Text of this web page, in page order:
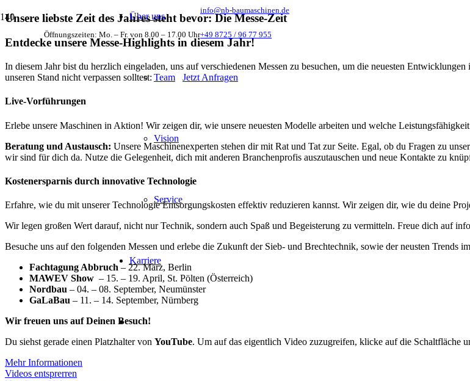
Öffnungszeiten: Mo. – Fr. von 8.00 – 17.00 Uhr
info@nb-baumaschinen.de
+49 8725 / 96 77 955
Über uns
Team
Vision
Service
Karriere
Jetzt Anfragen
Unsere liebste Zeit des Jahres steht bevor: Die Messe-Zeit
Entdecke unsere Messe-Highlights in diesem Jahr!
In diesem Jahr bist du herzlich eingeladen, uns auf verschiedenen Messen zu besuchen, um die neuesten
unseren Stand nicht verpassen solltest:
Live-Vorführungen
Erlebe unsere Maschinen in Aktion! Wir zeigen dir, wie unsere neuesten Modelle arbeiten und welche
Beratung und Austausch: Unsere Maschinenexperten stehen dir mit Rat und Tat zur Seite. Egal, ob du Fragen zu
wir sind für dich da. Nutze die Gelegenheit, dich mit anderen Branchenprofis auszutauschen und neue Kontakte zu
Kostenersparnis durch innovative Technologie
Erfahre, wie du mit unserer Technologie Entsorgungskosten effektiv reduzieren kannst. Wir zeigen dir, wie du deine
Wir legen großen Wert darauf, nicht nur Technik, sondern auch Spaß und Begeisterung zu vermitteln. Freue dich auf
Besuche uns auf den folgenden Messen und erlebe die Zukunft der Sieb- und Brechtechnik, sowie der neusten Trends
Fachtagung Abbruch – 22. März, Berlin
MAWEV Show – 15. – 19. April, St. Pölten (Österreich)
Nordbau – 04. – 08. September, Neumünster
GaLaBau – 11. – 14. September, Nürnberg
Wir freuen uns auf Deinen Besuch!
Du siehst gerade einen Platzhalter von YouTube. Um auf das eigentlich Video zuzugreifen, klicke auf die Schaltfläche
Mehr Informationen
Videos entsprerren